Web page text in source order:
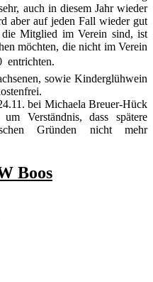
auch in diesem Jahr wieder
aber auf jeden Fall wieder gut
Mitglied im Verein sind, ist
möchten, die nicht im Verein
entrichten.
sowie Kinderglühwein
bei Michaela Breuer-Hück
Verständnis, dass spätere
Gründen nicht mehr
Boos